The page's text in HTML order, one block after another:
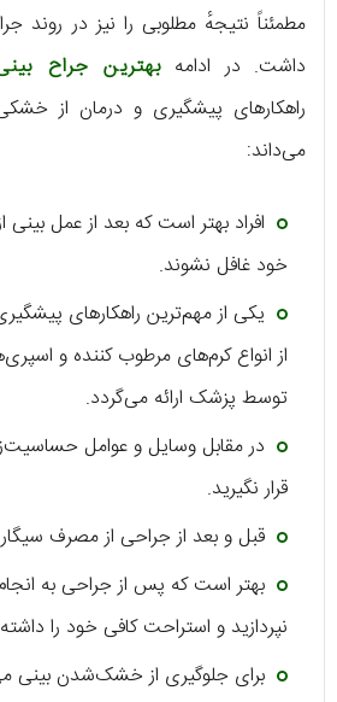
مطمئناً نتیجهٔ مطلوبی را نیز در روند
داشت. در ادامه بهترین جراح
راهکارهای پیشگیری و درمان از
می‌داند:
افراد بهتر است که بعد از عمل
خود غافل نشوند.
یکی از مهم‌ترین راهکارهای
از انواع کرم‌های مرطوب کننده و
توسط پزشک ارائه می‌گردد.
در مقابل وسایل و عوامل
قرار نگیرید.
قبل و بعد از جراحی از مصرف
بهتر است که پس از جراحی به
نپردازید و استراحت کافی خود را
برای جلوگیری از خشک‌شدن بینی